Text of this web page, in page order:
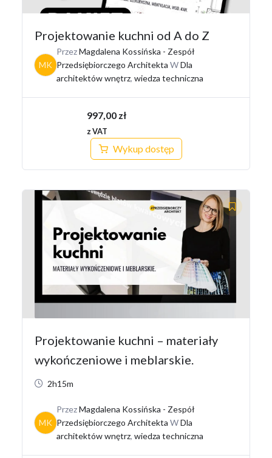
Projektowanie kuchni od A do Z
MK
PrzezMagdalena Kossińska - Zespół
Przedsiębiorczego Architekta WDla
architektów wnętrz, wiedza techniczna
997,00 zł
z VAT
Wykup dostęp
Projektowanie kuchni – materiały
wykończeniowe i meblarskie.
2h15m
MK
PrzezMagdalena Kossińska - Zespół
Przedsiębiorczego Architekta WDla
architektów wnętrz, wiedza techniczna